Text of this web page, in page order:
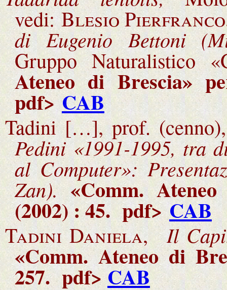
vedi:Blesio
di Eugenio Bettoni
Gruppo Naturalistico
Ateneo di Brescia»
pdf>CAB
Tadini […], prof.
Pedini «1991-1995, tra
al Computer»:
Zan). «Comm.
(2002) : 45. pdf>CAB
Tadini Daniela, Il
«Comm. Ateneo di
257. pdf> CAB